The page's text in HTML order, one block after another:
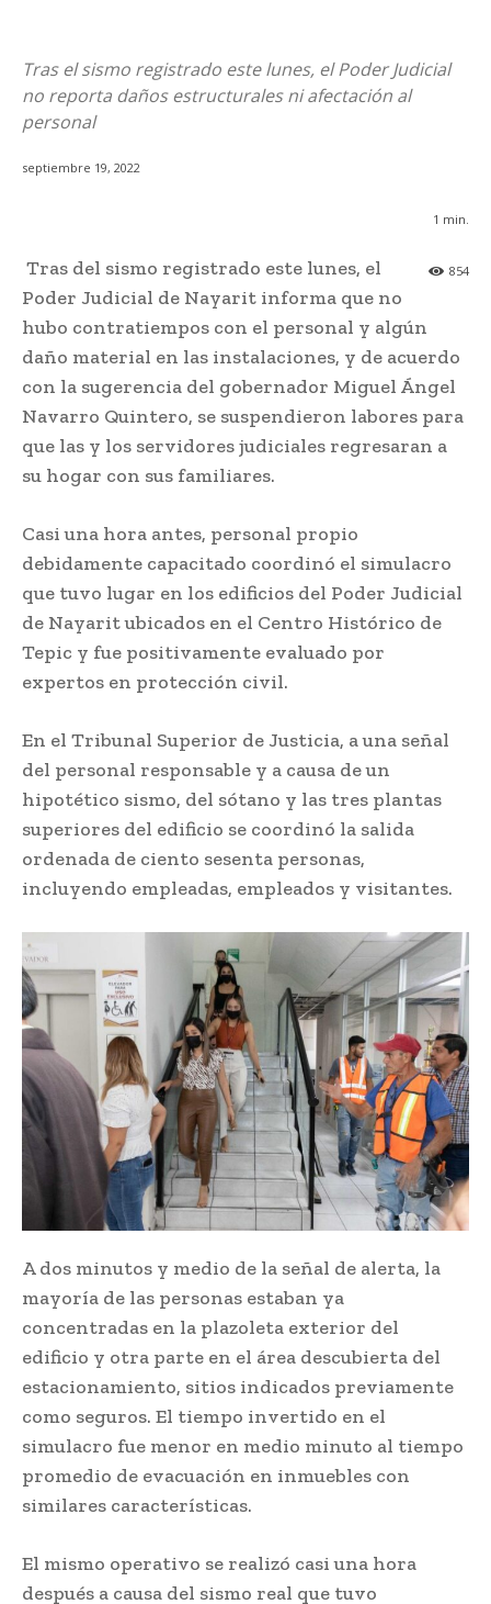
Tras el sismo registrado este lunes, el Poder Judicial
no reporta daños estructurales ni afectación al
personal
septiembre 19, 2022
1 min.
854
Tras del sismo registrado este lunes, el
Poder Judicial de Nayarit informa que no
hubo contratiempos con el personal y algún
daño material en las instalaciones, y de acuerdo
con la sugerencia del gobernador Miguel Ángel
Navarro Quintero, se suspendieron labores para
que las y los servidores judiciales regresaran a
su hogar con sus familiares.
Casi una hora antes, personal propio
debidamente capacitado coordinó el simulacro
que tuvo lugar en los edificios del Poder Judicial
de Nayarit ubicados en el Centro Histórico de
Tepic y fue positivamente evaluado por
expertos en protección civil.
En el Tribunal Superior de Justicia, a una señal
del personal responsable y a causa de un
hipotético sismo, del sótano y las tres plantas
superiores del edificio se coordinó la salida
ordenada de ciento sesenta personas,
incluyendo empleadas, empleados y visitantes.
A dos minutos y medio de la señal de alerta, la
mayoría de las personas estaban ya
concentradas en la plazoleta exterior del
edificio y otra parte en el área descubierta del
estacionamiento, sitios indicados previamente
como seguros. El tiempo invertido en el
simulacro fue menor en medio minuto al tiempo
promedio de evacuación en inmuebles con
similares características.
El mismo operativo se realizó casi una hora
después a causa del sismo real que tuvo